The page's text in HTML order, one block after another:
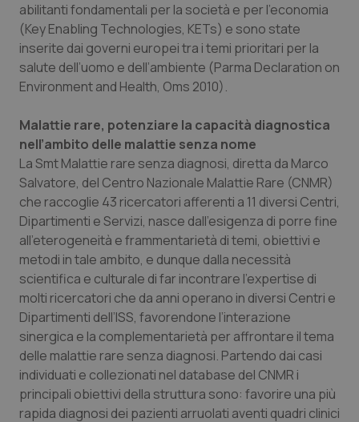
abilitanti fondamentali per la società e per l’economia
(Key Enabling Technologies, KETs) e sono state
inserite dai governi europei tra i temi prioritari per la
salute dell’uomo e dell’ambiente (Parma Declaration on
Environment and Health, Oms 2010).
Malattie rare, potenziare la capacità diagnostica
nell’ambito delle malattie senza nome
La Smt Malattie rare senza diagnosi, diretta da Marco
Salvatore, del Centro Nazionale Malattie Rare (CNMR)
che raccoglie 43 ricercatori afferenti a 11 diversi Centri,
Dipartimenti e Servizi, nasce dall’esigenza di porre fine
all’eterogeneità e frammentarietà di temi, obiettivi e
metodi in tale ambito, e dunque dalla necessità
scientifica e culturale di far incontrare l’expertise di
molti ricercatori che da anni operano in diversi Centri e
Dipartimenti dell’ISS, favorendone l’interazione
sinergica e la complementarietà per affrontare il tema
delle malattie rare senza diagnosi. Partendo dai casi
individuati e collezionati nel database del CNMR i
principali obiettivi della struttura sono: favorire una più
rapida diagnosi dei pazienti arruolati aventi quadri clinici